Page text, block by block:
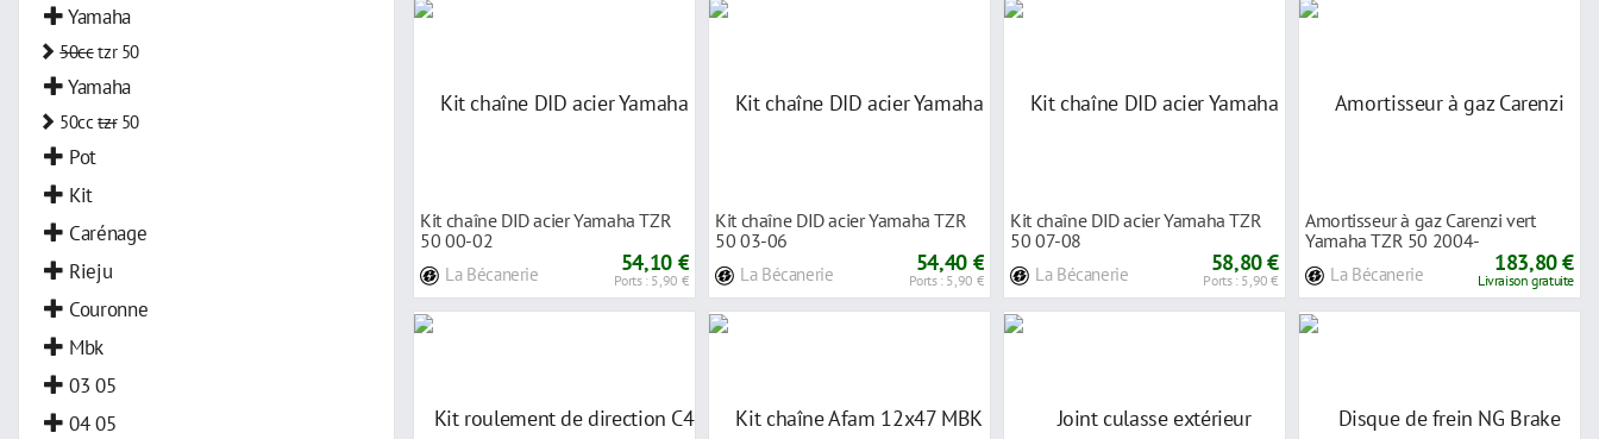
Yamaha
50cctzr 50
Yamaha
50cctzr50
Pot
Kit
Carénage
Rieju
Couronne
Mbk
03 05
04 05
Kit chaîne DID acier Yamaha TZR
50 00-02
La Bécanerie 54,10 €
Ports : 5,90 €
Kit chaîne DID acier Yamaha TZR
50 03-06
La Bécanerie 54,40 €
Ports : 5,90 €
Kit chaîne DID acier Yamaha TZR
50 07-08
La Bécanerie 58,80 €
Ports : 5,90 €
Amortisseur à gaz Carenzi vert
Yamaha TZR 50 2004-
La Bécanerie 183,80 €
Livraison gratuite